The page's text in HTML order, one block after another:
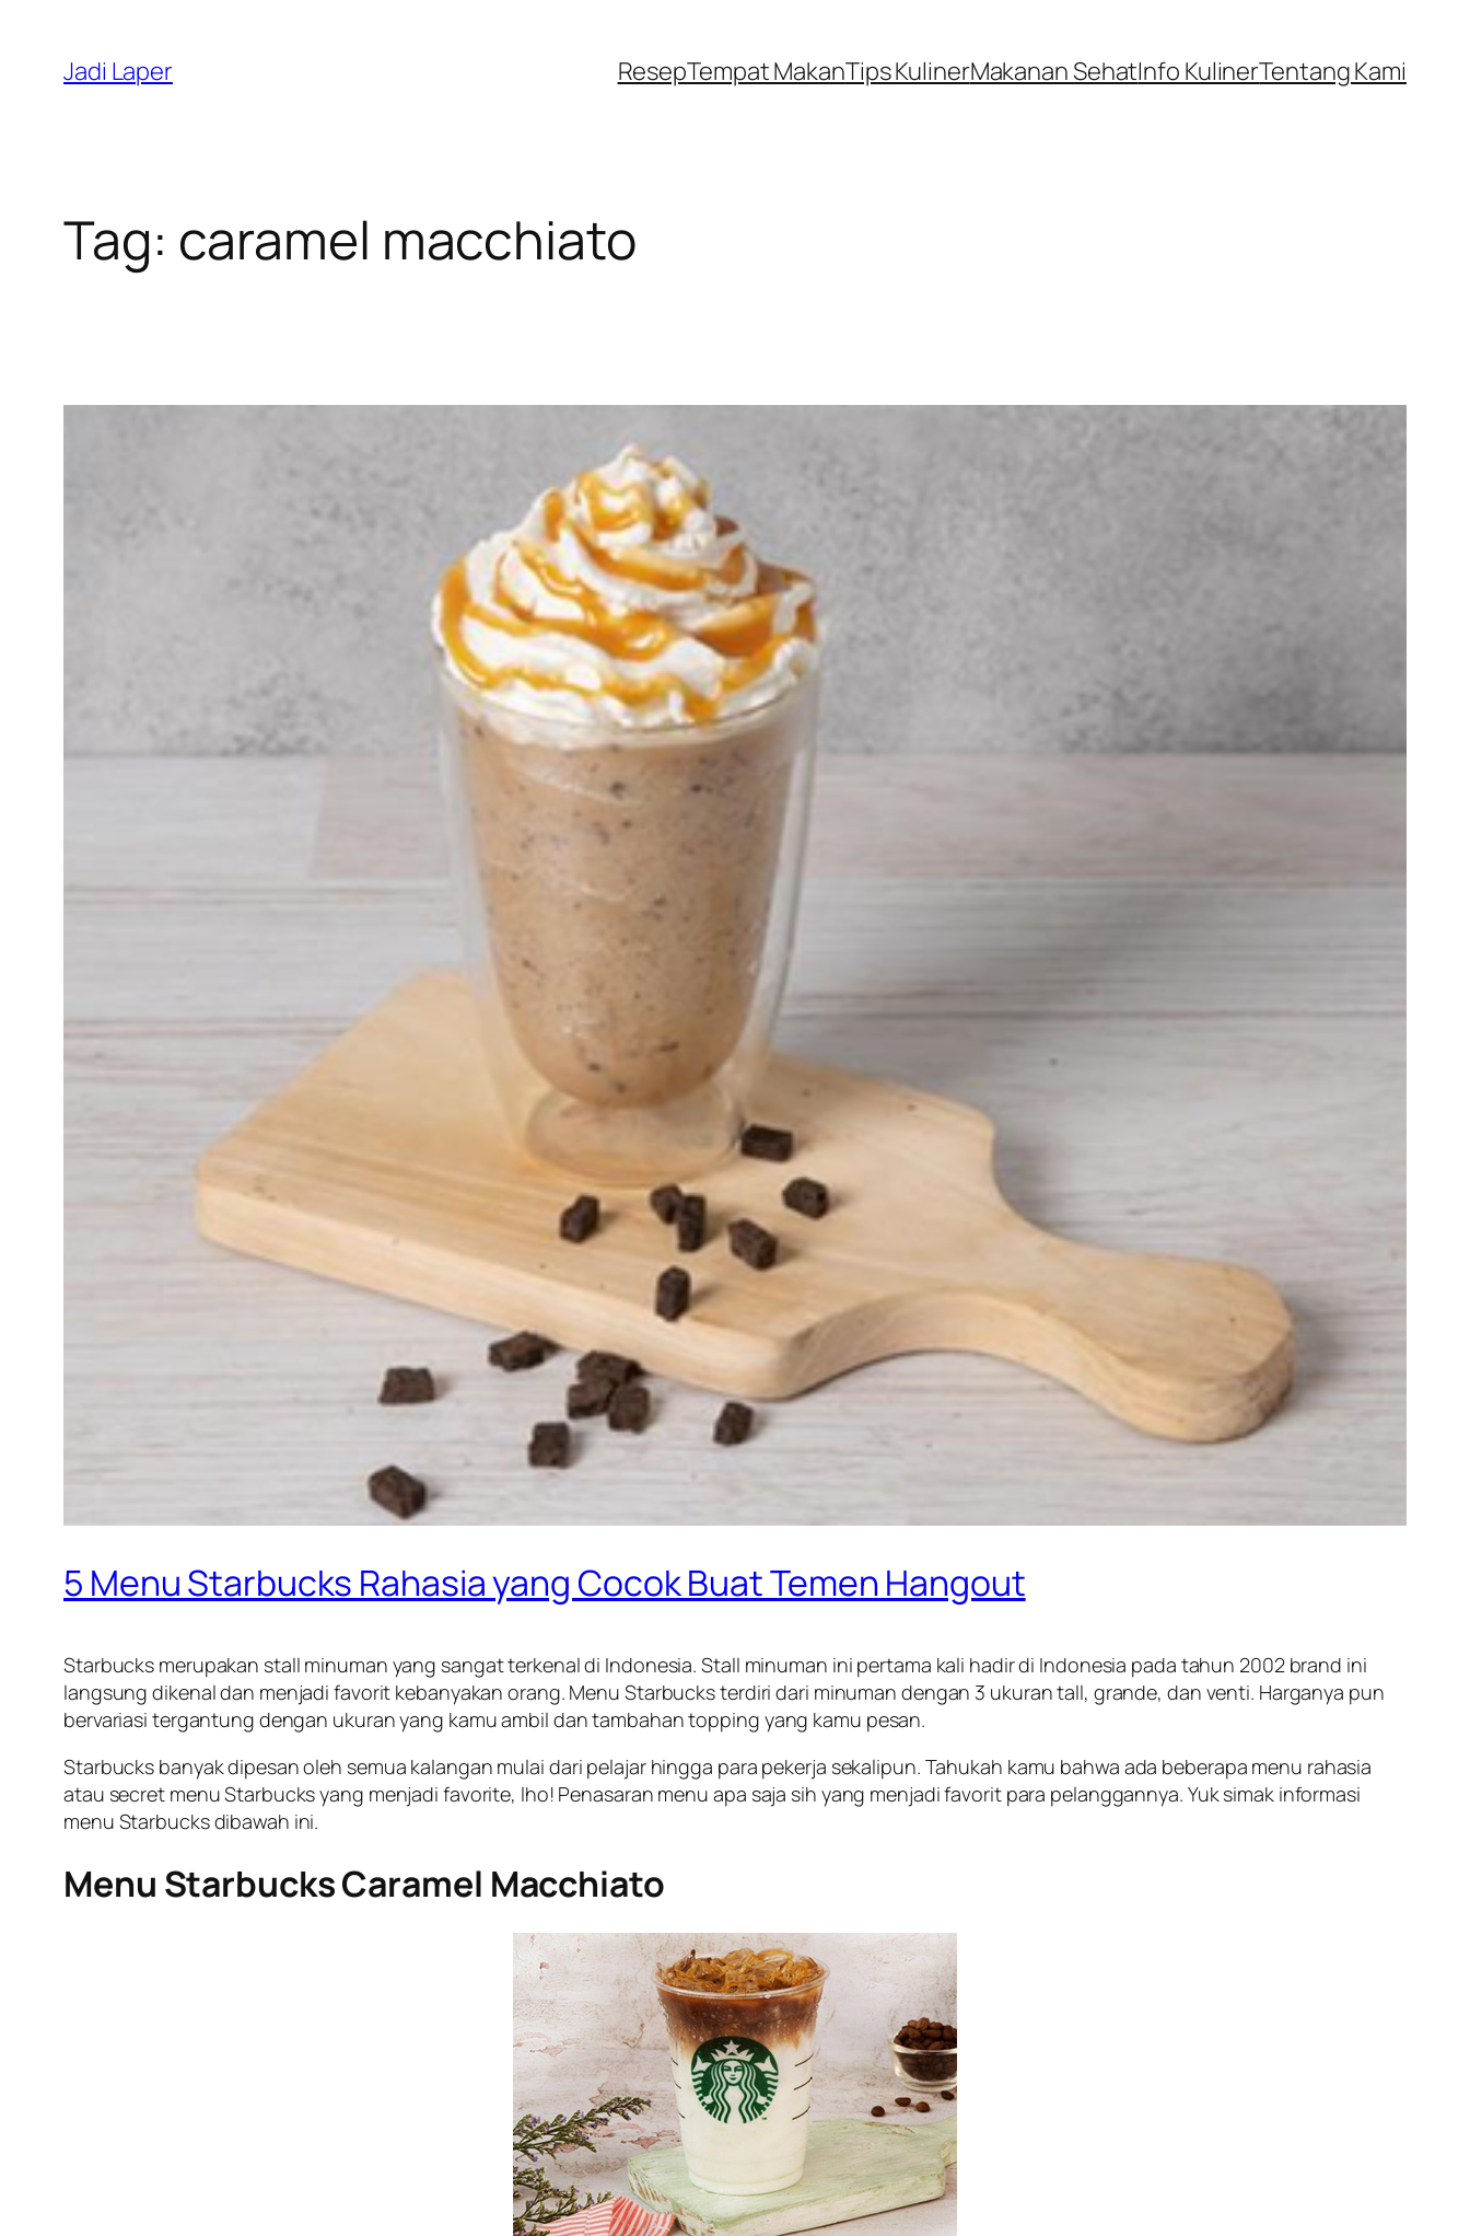
content
Jadi Laper ResepTempat MakanTips KulinerMakanan SehatInfo KulinerTentang Kami
Tag: caramel macchiato
5 Menu Starbucks Rahasia yang Cocok Buat Temen Hangout
Starbucks merupakan stall minuman yang sangat terkenal di Indonesia. Stall minuman ini pertama kali hadir di Indonesia pada tahun 2002 brand ini
langsung dikenal dan menjadi favorit kebanyakan orang. Menu Starbucks terdiri dari minuman dengan 3 ukuran tall, grande, dan venti. Harganya pun
bervariasi tergantung dengan ukuran yang kamu ambil dan tambahan topping yang kamu pesan.
Starbucks banyak dipesan oleh semua kalangan mulai dari pelajar hingga para pekerja sekalipun. Tahukah kamu bahwa ada beberapa menu rahasia
atau secret menu Starbucks yang menjadi favorite, lho! Penasaran menu apa saja sih yang menjadi favorit para pelanggannya. Yuk simak informasi
menu Starbucks dibawah ini.
Menu Starbucks Caramel Macchiato